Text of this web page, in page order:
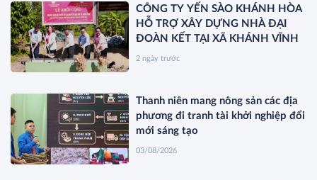
CÔNG TY YẾN SÀO KHÁNH HÒA
HỖ TRỢ XÂY DỰNG NHÀ ĐẠI
ĐOÀN KẾT TẠI XÃ KHÁNH VĨNH
2 ngày trước
Thanh niên mang nông sản các địa
phương đi tranh tài khởi nghiệp đổi
mới sáng tạo
03/08/2026